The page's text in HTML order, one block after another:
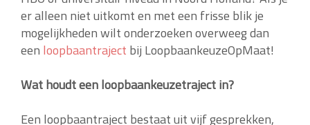
er alleen niet uitkomt en met een frisse blik je
mogelijkheden wilt onderzoeken overweeg dan
een loopbaantraject bij LoopbaankeuzeOpMaat!
Wat houdt een loopbaankeuzetraject in?
Een loopbaantraject bestaat uit vijf gesprekken,